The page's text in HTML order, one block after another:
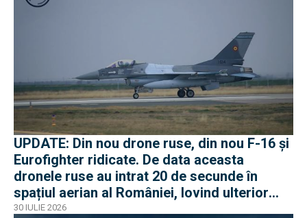
UPDATE: Din nou drone ruse, din nou F-16 și
Eurofighter ridicate. De data aceasta
dronele ruse au intrat 20 de secunde în
spațiul aerian al României, lovind ulterior
Ucraina
30 IULIE 2026